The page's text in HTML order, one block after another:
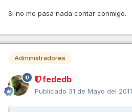
Si no me pasa nada contar conmigo.
Administradores
fededb
Publicado 31 de Mayo del 2011